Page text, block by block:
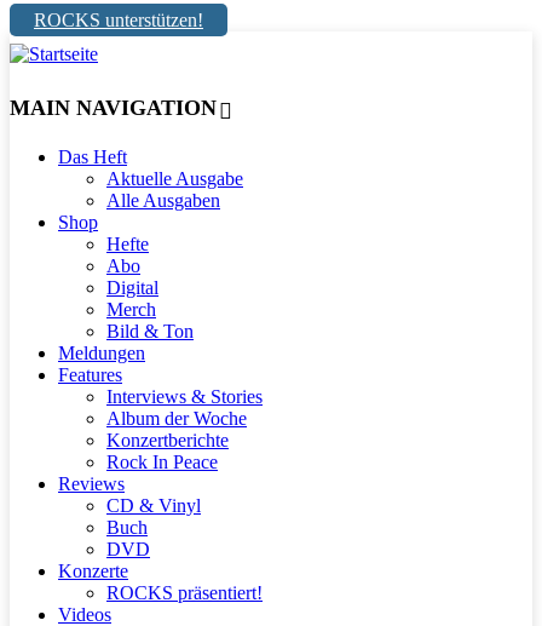
ROCKS unterstützen!
MAIN NAVIGATION
Das Heft
Aktuelle Ausgabe
Alle Ausgaben
Shop
Hefte
Abo
Digital
Merch
Bild & Ton
Meldungen
Features
Interviews & Stories
Album der Woche
Konzertberichte
Rock In Peace
Reviews
CD & Vinyl
Buch
DVD
Konzerte
ROCKS präsentiert!
Videos